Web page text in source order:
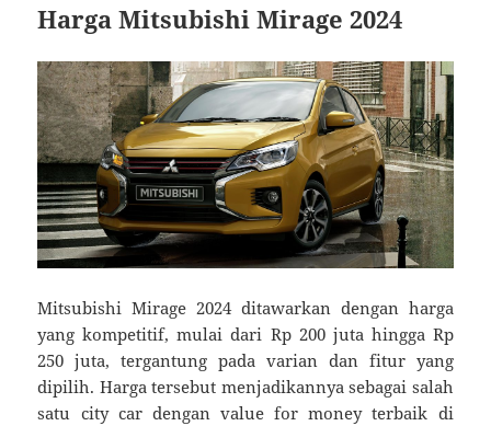
Harga Mitsubishi Mirage 2024
Mitsubishi Mirage 2024 ditawarkan dengan harga
yang kompetitif, mulai dari Rp 200 juta hingga Rp
250 juta, tergantung pada varian dan fitur yang
dipilih. Harga tersebut menjadikannya sebagai salah
satu city car dengan value for money terbaik di